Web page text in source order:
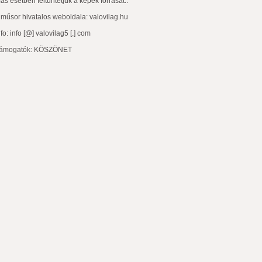
műsor hivatalos weboldala: valovilag.hu
info [@] valovilag5 [.] com
KÖSZÖNET